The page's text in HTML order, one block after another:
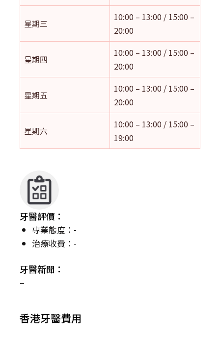
星期三
10:00 – 13:00 / 15:00 –
20:00
星期四
10:00 – 13:00 / 15:00 –
20:00
星期五
10:00 – 13:00 / 15:00 –
20:00
星期六
10:00 – 13:00 / 15:00 –
19:00
牙醫評價：
專業態度：-
治療收費：-
牙醫新聞：
–
香港牙醫費用